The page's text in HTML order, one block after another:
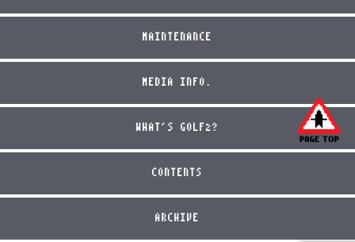
MAINTENANCE
MEDIA INFO.
WHAT'S GOLF2?
CONTENTS
ARCHIVE